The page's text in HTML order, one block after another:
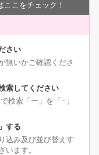
こをチェック！
さい
無いかご確認くださ
索してください
索「ー」を「−」
する
込み及び並び替えす
います。